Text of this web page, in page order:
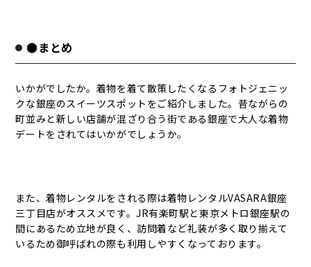
●まとめ
いかがでしたか。着物を着て散策したくなるフォトジェニッ
クな銀座のスイーツスポットをご紹介しました。昔ながらの
町並みと新しい店舗が混ざり合う街である銀座で大人な着物
デートをされてはいかがでしょうか。
また、着物レンタルをされる際は着物レンタルVASARA銀座
三丁目店がオススメです。JR有楽町駅と東京メトロ銀座駅の
間にあるため立地が良く、訪問着など礼装が多く取り揃えて
いるため御呼ばれの際も利用しやすくなっております。